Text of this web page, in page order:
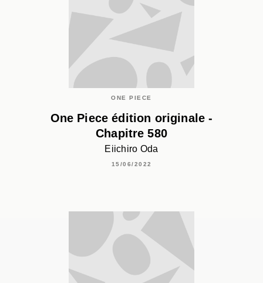
ONE PIECE
One Piece édition originale -
Chapitre 580
Eiichiro Oda
15/06/2022